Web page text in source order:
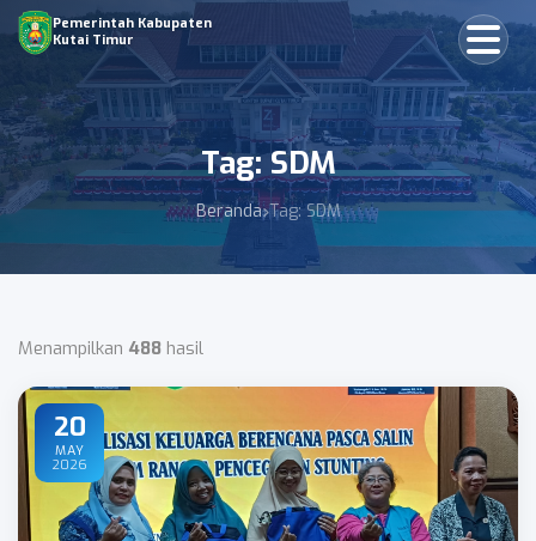
Pemerintah Kabupaten
Kutai Timur
Tag: SDM
Beranda Tag: SDM
Menampilkan 488 hasil
20
MAY
2026